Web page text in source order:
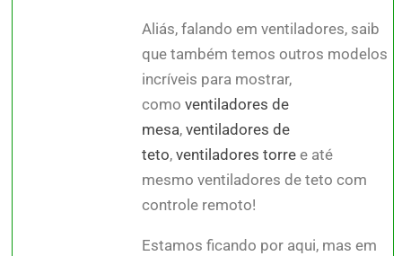
Aliás, falando em ventiladores, saib
que também temos outros modelos
incríveis para mostrar,
comoventiladores de
mesa,ventiladores de
teto,ventiladores torre e até
mesmo ventiladores de teto com
controle remoto!
Estamos ficando por aqui, mas em